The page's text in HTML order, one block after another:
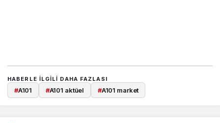
HABERLE ILGILI DAHA FAZLASI
#A101 #A101 aktüel #A101 market